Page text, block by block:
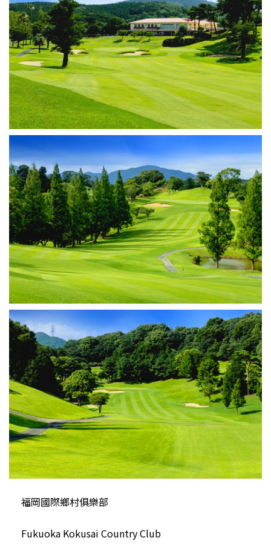
福岡國際鄉村俱樂部
Fukuoka Kokusai Country Club